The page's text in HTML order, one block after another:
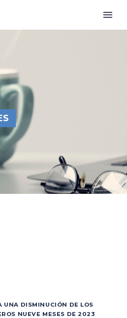
UNA DISMINUCIÓN DE LOS
NUEVE MESES DE 2023